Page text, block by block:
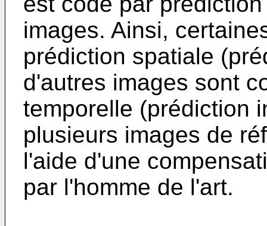
images. Ainsi,
prédiction spatiale
d'autres images sont
temporelle (prédiction
plusieurs images de
l'aide d'une
par l'homme de l'art.